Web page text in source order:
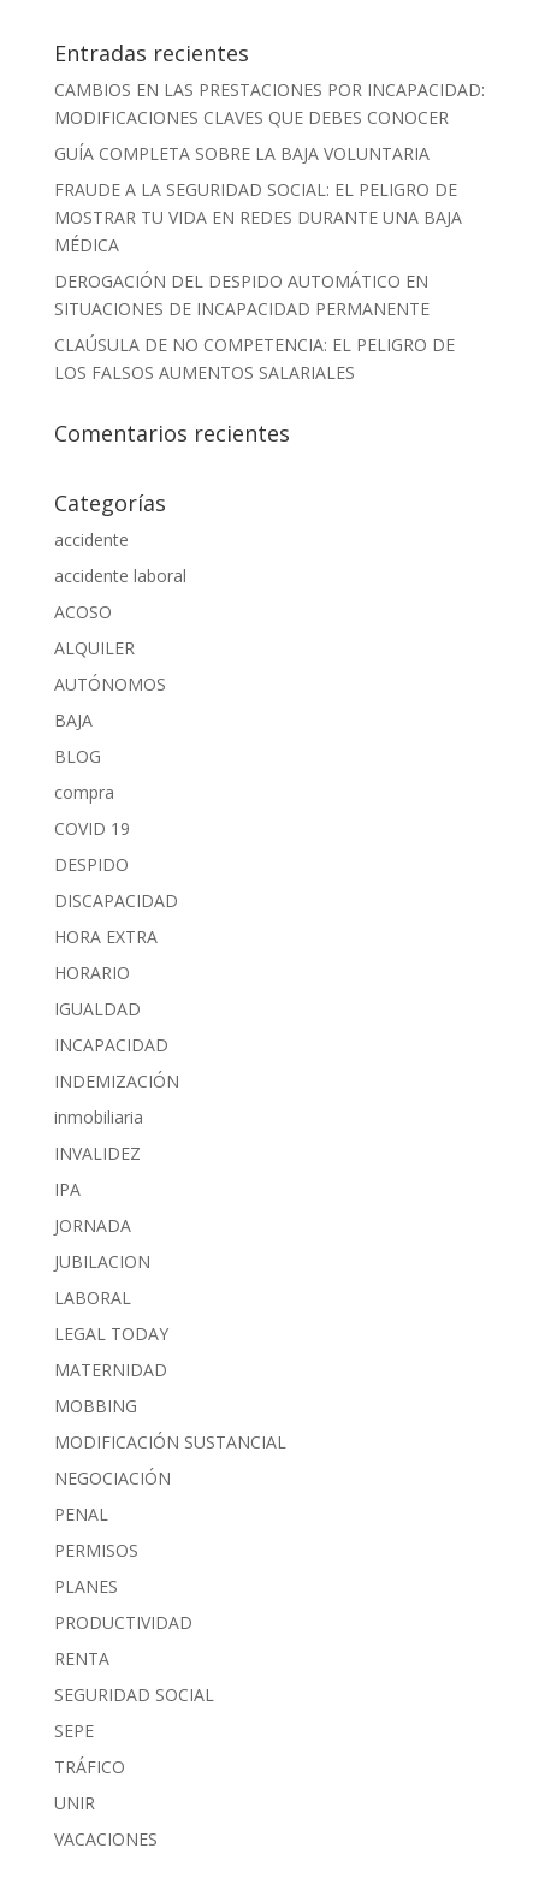
Entradas recientes
CAMBIOS EN LAS PRESTACIONES POR INCAPACIDAD:
MODIFICACIONES CLAVES QUE DEBES CONOCER
GUÍA COMPLETA SOBRE LA BAJA VOLUNTARIA
FRAUDE A LA SEGURIDAD SOCIAL: EL PELIGRO DE
MOSTRAR TU VIDA EN REDES DURANTE UNA BAJA
MÉDICA
DEROGACIÓN DEL DESPIDO AUTOMÁTICO EN
SITUACIONES DE INCAPACIDAD PERMANENTE
CLAÚSULA DE NO COMPETENCIA: EL PELIGRO DE
LOS FALSOS AUMENTOS SALARIALES
Comentarios recientes
Categorías
accidente
accidente laboral
ACOSO
ALQUILER
AUTÓNOMOS
BAJA
BLOG
compra
COVID 19
DESPIDO
DISCAPACIDAD
HORA EXTRA
HORARIO
IGUALDAD
INCAPACIDAD
INDEMIZACIÓN
inmobiliaria
INVALIDEZ
IPA
JORNADA
JUBILACION
LABORAL
LEGAL TODAY
MATERNIDAD
MOBBING
MODIFICACIÓN SUSTANCIAL
NEGOCIACIÓN
PENAL
PERMISOS
PLANES
PRODUCTIVIDAD
RENTA
SEGURIDAD SOCIAL
SEPE
TRÁFICO
UNIR
VACACIONES